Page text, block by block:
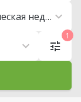
Коммерческая недвижимость
1